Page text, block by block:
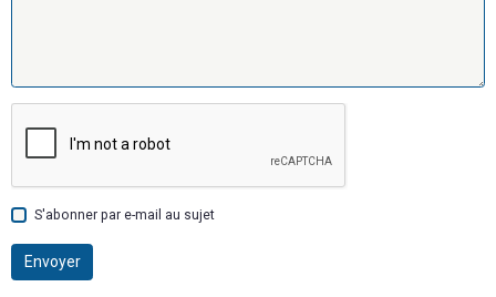
S'abonner par e-mail au sujet
Envoyer